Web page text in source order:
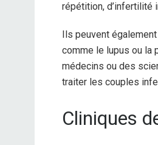
répétition, d’infertilité
Ils peuvent
comme le lupus ou la
médecins ou des
traiter les couples
Cliniques